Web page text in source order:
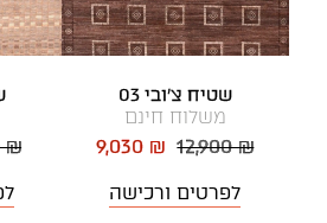
שטיח צ'ובי 03
משלוח חינם
12,900 ₪
9,030 ₪
לפרטים ורכישה
₪